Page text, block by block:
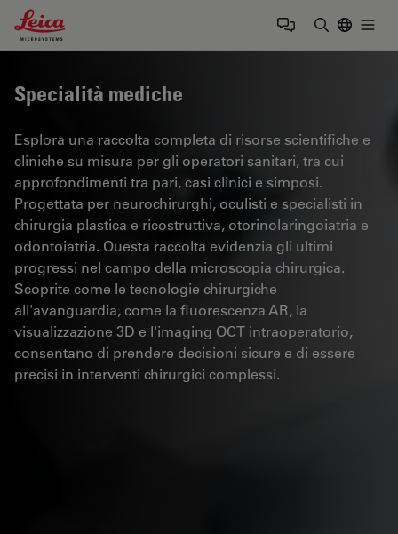
Leica Microsystems Logo
Specialità mediche
Esplora una raccolta completa di risorse scientifiche e
cliniche su misura per gli operatori sanitari, tra cui
approfondimenti tra pari, casi clinici e simposi.
Progettata per neurochirurghi, oculisti e specialisti in
chirurgia plastica e ricostruttiva, otorinolaringoiatria e
odontoiatria. Questa raccolta evidenzia gli ultimi
progressi nel campo della microscopia chirurgica.
Scoprite come le tecnologie chirurgiche
all'avanguardia, come la fluorescenza AR, la
visualizzazione 3D e l'imaging OCT intraoperatorio,
consentano di prendere decisioni sicure e di essere
precisi in interventi chirurgici complessi.